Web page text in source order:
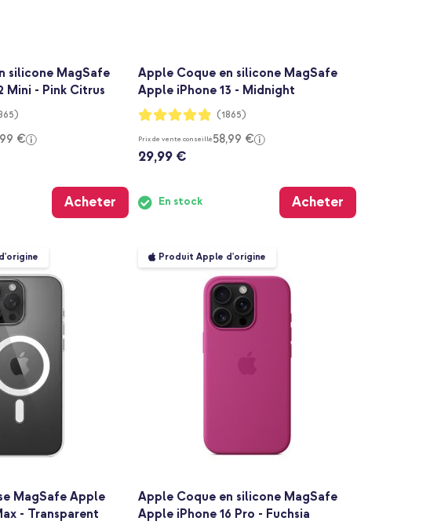
silicone MagSafe
Mini - Pink Citrus
€
Acheter
Apple Coque en silicone MagSafe
Apple iPhone 13 - Midnight
Notation:
97%
(1865)
Prix de vente conseillé58,99 €
29,99 €
En stock Acheter
MagSafe Apple
- Transparent
Produit Apple d'origine
Apple Coque en silicone MagSafe
Apple iPhone 16 Pro - Fuchsia